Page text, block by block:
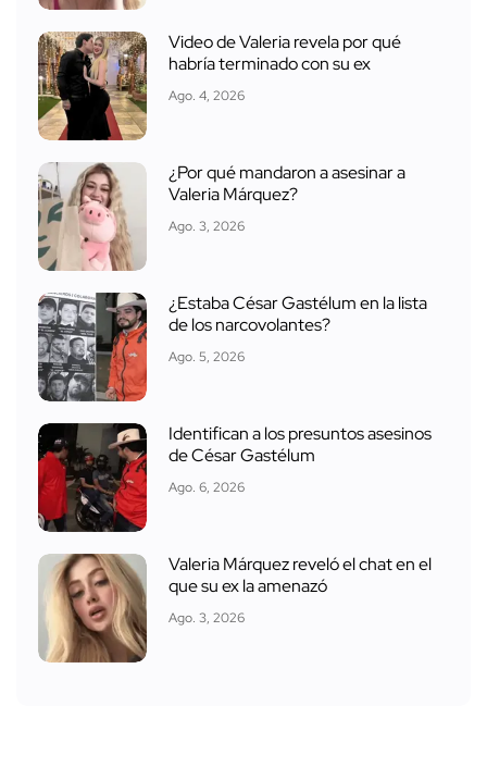
Video de Valeria revela por qué
habría terminado con su ex
Ago. 4, 2026
¿Por qué mandaron a asesinar a
Valeria Márquez?
Ago. 3, 2026
¿Estaba César Gastélum en la lista
de los narcovolantes?
Ago. 5, 2026
Identifican a los presuntos asesinos
de César Gastélum
Ago. 6, 2026
Valeria Márquez reveló el chat en el
que su ex la amenazó
Ago. 3, 2026